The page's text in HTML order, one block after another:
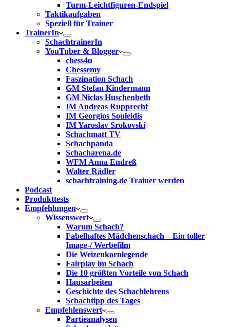
Turm-Leichtfiguren-Endspiel
Taktikaufgaben
Speziell für Trainer
TrainerIn
SchachtrainerIn
YouTuber & Blogger
chess4u
Chessemy
Faszination Schach
GM Stefan Kindermann
GM Niclas Huschenbeth
IM Andreas Rupprecht
IM Georgios Souleidis
IM Yaroslav Srokovski
Schachmatt TV
Schachpanda
Schacharena.de
WFM Anna Endreß
Walter Rädler
schachtraining.de Trainer werden
Podcast
Produkttests
Empfehlungen
Wissenswert
Warum Schach?
Fabelhaftes Mädchenschach – Ein toller
Image-/ Werbefilm
Die Weizenkornlegende
Fairplay im Schach
Die 10 größten Vorteile von Schach‎
Hausarbeiten
Geschichte des Schachlehrens
Schachtipp des Tages
Empfehlenswert
Partieanalysen